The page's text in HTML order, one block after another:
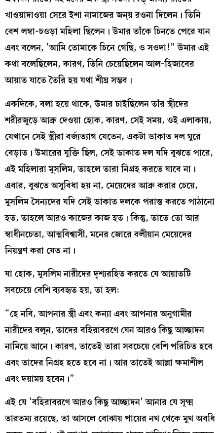
খাওয়াদাওয়া সেরে ইশা নামাজের জন্য় রওনা দিলেন। তিনি
বেশ লম্বা-চওড়া মহিলা ছিলেন। উমার তাঁকে চিনতে পেরে যান
এবং বলেন, ‘আমি তোমাকে চিনে গেছি, ও সওদা!” উমার এই
কথা বলেছিলেন, কারণ, তিনি চেয়েছিলেন আল-হিজাবের
আয়াত যাতে তৈরি হয় যথা শীঘ্র সম্ভব।
একদিকে, বলা হয়ে থাকে, উমার চাইছিলেন তাঁর স্ত্রীদের
শরীরজুড়ে আব্রু দেওয়া হোক, কারণ, সেই সময়, ওই এলাকায়,
যেখানে সেই স্ত্রীরা বর্জ্যত্যাগ যেতেন, একটা ডাকাত দল ঘুরে
বেড়াত। উমারের যুক্তি ছিল, সেই ডাকাত দল যদি বুঝতে পারে,
এই মহিলারা মুসলিম, তাহলে তারা নিগ্রহ করতে যাবে না।
এবার, বুঝতে অসুবিধা হয় না, মেয়েদের আব্রু করার চেয়ে,
মুসলিম সৈন্যদের যদি সেই ডাকাত দলকে পরাস্ত করতে পাঠানো
হত, তাহলে আরও কাজের কাজ হত। কিন্তু, তাতে তো আর
স্বাধীনচেতা, আত্মবিশ্বাসী, মনের জোরে বলীয়ান মেয়েদের
নিয়ন্ত্রণ করা যেত না।
যা হোক, মুসলিম নারীদের দৃশ্যরহিত করতে যে আয়াতটি
সবচেয়ে বেশি ব্যবহৃত হয়, তা হল:
“হে নবি, আপনার স্ত্রী এবং কন্যা এবং আপনার অনুগামীর
নারীদের বলুন, তাদের বহিরাবরণে যেন আরও কিছু আচ্ছাদন
নামিয়ে আনে। কারণ, তাতেই তারা সবচেয়ে বেশি পরিচিত হবে
এবং তাদের নিগ্রহ হতে হবে না। আর তাতেই আল্লা ক্ষমাশীল
এবং দয়াময় হবেন।”
এই যে ‘বহিরাবরণে আরও কিছু আচ্ছাদন’ আনার যে সূক্ষ্ম
তারতম্য রয়েছে, তা আসলে বোঝায় পায়ের নখ থেকে মুখ অবধি